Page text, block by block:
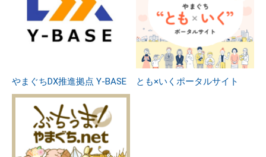
やまぐちDX推進拠点 Y-BASE とも×いくポータルサイト